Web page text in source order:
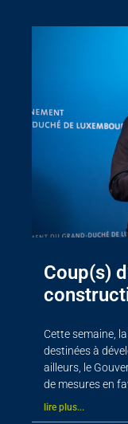
Coup(s)
Cette semaine,
destinées à
ailleurs, le
de mesures en
lire plus...